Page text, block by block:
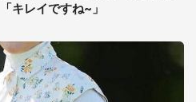
キレイですね~」